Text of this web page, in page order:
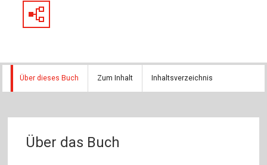
Über dieses Buch Zum Inhalt Inhaltsverzeichnis
Über das Buch